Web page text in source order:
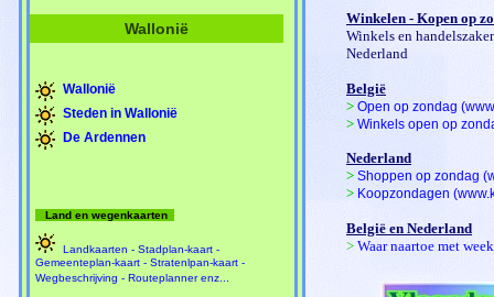
Wallonië
Wallonië
Steden in Wallonië
De Ardennen
Land en wegenkaarten
Landkaarten - Stadplan-kaart -
Gemeenteplan-kaart - Stratenlpan-kaart -
Wegbeschrijving - Routeplanner enz...
Winkelen - Kopen op
Winkels en
Nederland
België
> Open op zondag
> Winkels open op
Nederland
> Shoppen op zondag
> Koopzondagen
België en Nederland
> Waar naartoe met